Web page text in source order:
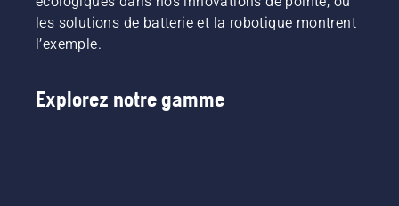
les solutions de batterie et la robotique montrent
l’exemple.
Explorez notre gamme